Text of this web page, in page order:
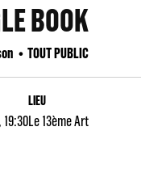
BOOK
TOUT PUBLIC
19:30
LIEU
Le 13ème Art